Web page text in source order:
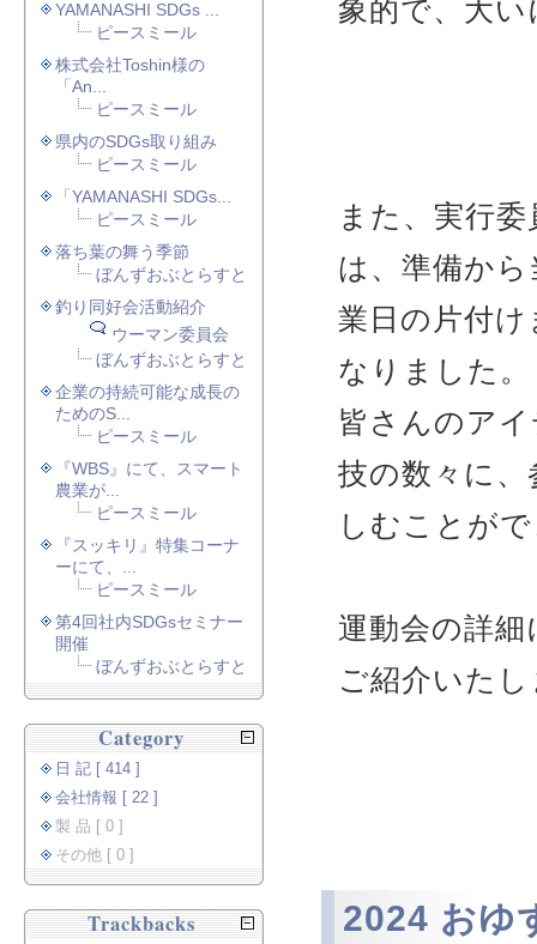
象的で、大
また、実行
は、準備か
業日の片付
なりました。
皆さんのア
技の数々に
しむことが
運動会の詳
ご紹介いた
2024 おゆ
YAMANASHI SDGs ...
ピースミール
株式会社Toshin様の
「An...
ピースミール
県内のSDGs取り組み
ピースミール
「YAMANASHI SDGs...
ピースミール
落ち葉の舞う季節
ぼんずおぶとらすと
釣り同好会活動紹介
ウーマン委員会
ぼんずおぶとらすと
企業の持続可能な成長の
ためのS...
ピースミール
『WBS』にて、スマート
農業が...
ピースミール
『スッキリ』特集コーナ
ーにて、...
ピースミール
第4回社内SDGsセミナー
開催
ぼんずおぶとらすと
Category
日 記 [ 414 ]
会社情報 [ 22 ]
製 品 [ 0 ]
その他 [ 0 ]
Trackbacks